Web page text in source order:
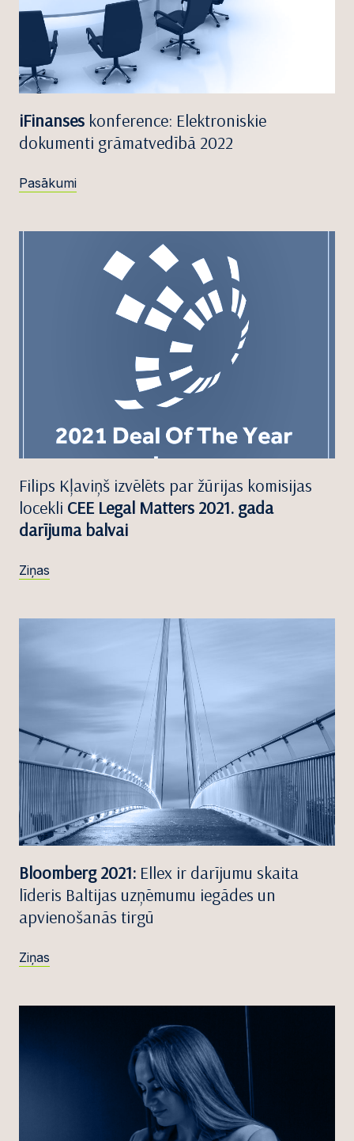
iFinanses konference: Elektroniskie
dokumenti grāmatvedībā 2022
Pasākumi
Filips Kļaviņš izvēlēts par žūrijas komisijas
locekli CEE Legal Matters 2021. gada
darījuma balvai
Ziņas
Bloomberg 2021: Ellex ir darījumu skaita
līderis Baltijas uzņēmumu iegādes un
apvienošanās tirgū
Ziņas